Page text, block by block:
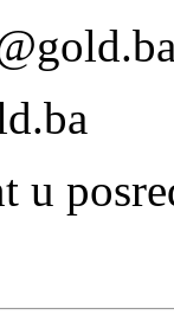
u